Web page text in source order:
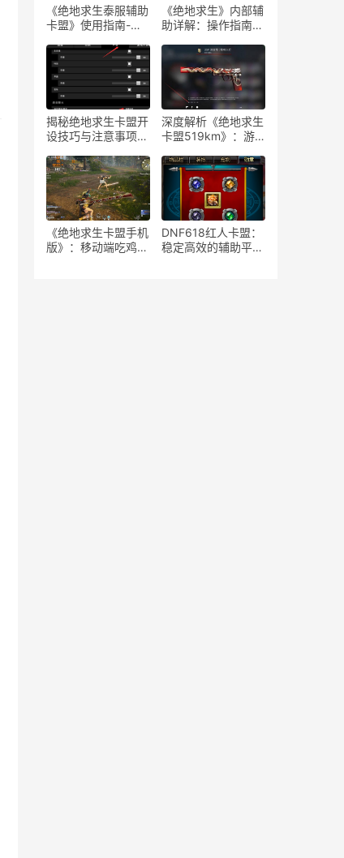
盟：深入解析游戏产
业中的联盟与合作策
《绝地求生泰服辅助
卡盟》使用指南-
卡盟》体验分享及使
用技巧
《绝地求生》内部辅
助详解：操作指南与
生》内部辅助软件使
用教程与注意事项
揭秘绝地求生卡盟开
设技巧与注意事项-
绝地求生游戏卡盟平
台
深度解析《绝地求生
卡盟519km》：游
《绝地求生》卡盟
519km：揭秘高端
玩家生存与竞技秘籍
《绝地求生卡盟手机
版》：移动端吃鸡新
DNF618红人卡盟：
稳定高效的辅助平台